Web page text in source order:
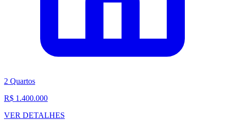
2 Quartos
R$ 1.400.000
VER DETALHES